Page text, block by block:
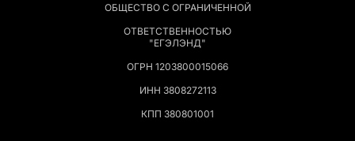
ОБЩЕСТВО С ОГРАНИЧЕННОЙ
ОТВЕТСТВЕННОСТЬЮ
"ЕГЭЛЭНД"
ОГРН 1203800015066
ИНН 3808272113
КПП 380801001